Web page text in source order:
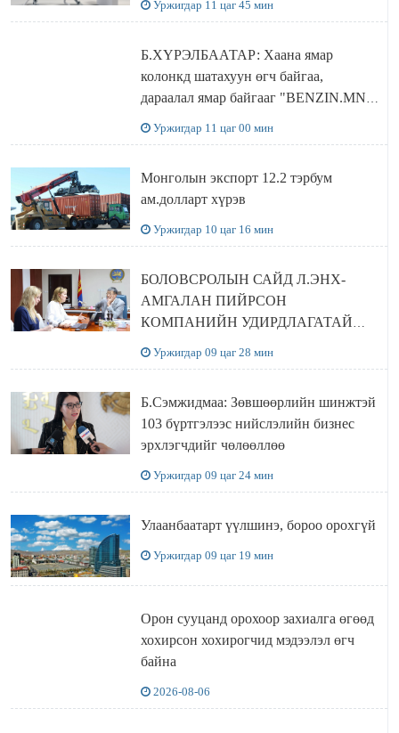
Уржигдар 11 цаг 45 мин
Б.ХҮРЭЛБААТАР: Хаана ямар
колонкд шатахуун өгч байгаа,
дараалал ямар байгааг "BENZIN.MN”
Уржигдар 11 цаг 00 мин
Монголын экспорт 12.2 тэрбум
ам.долларт хүрэв
Уржигдар 10 цаг 16 мин
БОЛОВСРОЛЫН САЙД Л.ЭНХ-
АМГАЛАН ПИЙРСОН
КОМПАНИЙН УДИРДЛАГАТАЙ
Уржигдар 09 цаг 28 мин
Б.Сэмжидмаа: Зөвшөөрлийн шинжтэй
103 бүртгэлээс нийслэлийн бизнес
эрхлэгчдийг чөлөөллөө
Уржигдар 09 цаг 24 мин
Улаанбаатарт үүлшинэ, бороо орохгүй
Уржигдар 09 цаг 19 мин
Орон сууцанд орохоор захиалга өгөөд
хохирсон хохирогчид мэдээлэл өгч
байна
2026-08-06